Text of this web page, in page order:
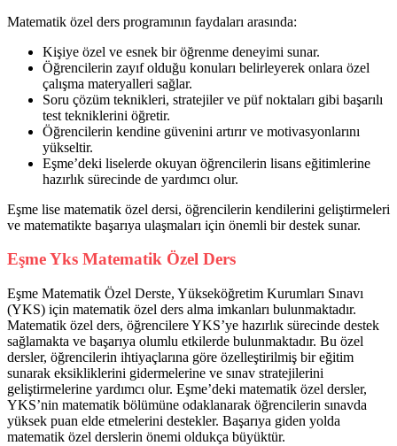
Matematik özel ders programının faydaları arasında:
Kişiye özel ve esnek bir öğrenme deneyimi sunar.
Öğrencilerin zayıf olduğu konuları belirleyerek onlara özel
çalışma materyalleri sağlar.
Soru çözüm teknikleri, stratejiler ve püf noktaları gibi başarılı
test tekniklerini öğretir.
Öğrencilerin kendine güvenini artırır ve motivasyonlarını
yükseltir.
Eşme’deki liselerde okuyan öğrencilerin lisans eğitimlerine
hazırlık sürecinde de yardımcı olur.
Eşme lise matematik özel dersi, öğrencilerin kendilerini geliştirmeleri
ve matematikte başarıya ulaşmaları için önemli bir destek sunar.
Eşme Yks Matematik Özel Ders
Eşme Matematik Özel Derste, Yükseköğretim Kurumları Sınavı
(YKS) için matematik özel ders alma imkanları bulunmaktadır.
Matematik özel ders, öğrencilere YKS’ye hazırlık sürecinde destek
sağlamakta ve başarıya olumlu etkilerde bulunmaktadır. Bu özel
dersler, öğrencilerin ihtiyaçlarına göre özelleştirilmiş bir eğitim
sunarak eksikliklerini gidermelerine ve sınav stratejilerini
geliştirmelerine yardımcı olur. Eşme’deki matematik özel dersler,
YKS’nin matematik bölümüne odaklanarak öğrencilerin sınavda
yüksek puan elde etmelerini destekler. Başarıya giden yolda
matematik özel derslerin önemi oldukça büyüktür.